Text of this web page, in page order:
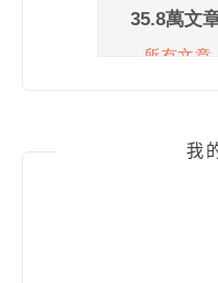
我